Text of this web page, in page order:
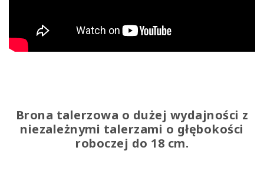
Brona talerzowa o dużej wydajności z
niezależnymi talerzami o głębokości
roboczej do 18 cm.